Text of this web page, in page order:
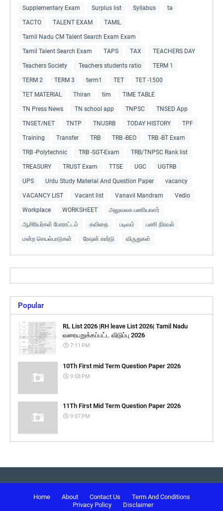
Supplementary Exam Surplus list Syllabus ta
TACTO TALENT EXAM TAMIL
Tamil Nadu CM Talent Search Exam Exam
Tamil Talent Search Exam TAPS TAX TEACHERS DAY
Teachers Society Teachers students ratio TERM 1
TERM 2 TERM 3 term1 TET TET -1500
TET MATERIAL Thiran tim TIME TABLE
TN Press News TN school app TNPSC TNSED App
TNSET/NET TNTP TNUSRB TODAY HISTORY TPF
Training Transfer TRB TRB -BEO TRB -BT Exam
TRB -Polytechnic TRB -SGT-Exam TRB/TNPSC Rank list
TREASURY TRUST Exam TTSE UGC UGTRB
UPS Urdu Study Material And Question Paper vacancy
VACANCY LIST Vacant list Vanavil Mandram Vedio
Workplace WORKSHEET அலுவலக பணியாளர்
ஆசிரியர்கள் போராட்டம் கவிதை படிவம் பணி நிரவல்
மன்ற செயல்பாடுகள் ரேஷன் கார்டு விருதுகள்
Popular
RL List 2026 |RH leave List 2026| Tamil Nadu
வரையறுக்கப்பட்ட விடுப்பு 2026
7:11 PM
10Th First mid Term Question Paper 2026
9:08 PM
11Th First Mid Term Question Paper 2026
9:07 PM
Home About Contact Us
Term And Conditions
Privacy Policy
Disclaimer